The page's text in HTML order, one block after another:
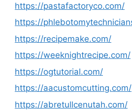
https://pastafactoryco.com/
https://
https://recipemake.com/
https://weeknightrecipe.com/
https://ogtutorial.com/
https://aacustomcutting.com/
https://abretullcenutah.com/